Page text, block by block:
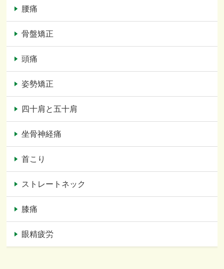
腰痛
骨盤矯正
頭痛
姿勢矯正
四十肩と五十肩
坐骨神経痛
首こり
ストレートネック
膝痛
眼精疲労